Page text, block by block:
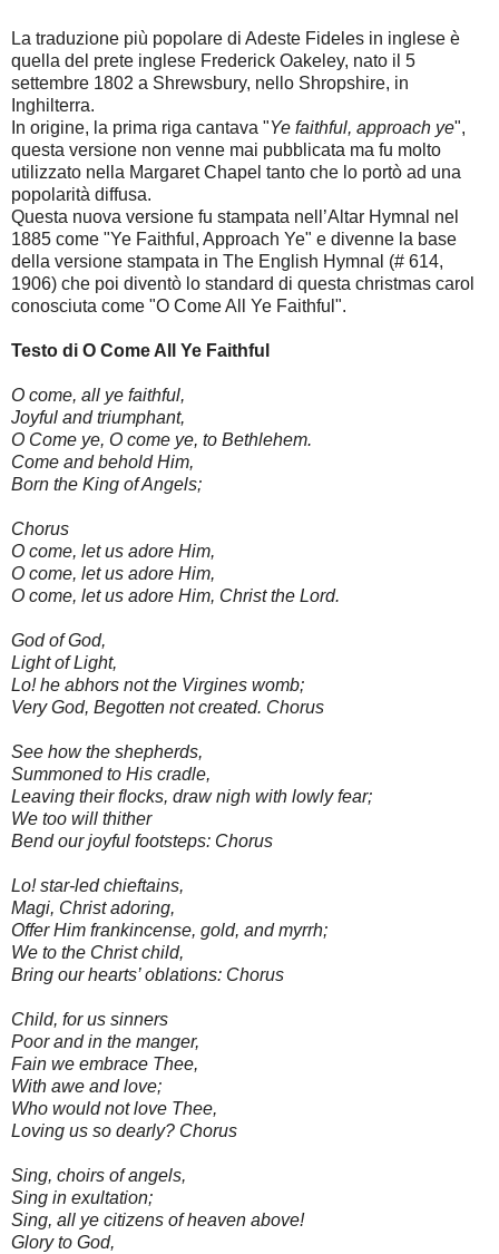
La traduzione più popolare di Adeste Fideles in inglese è
quella del prete inglese Frederick Oakeley, nato il 5
settembre 1802 a Shrewsbury, nello Shropshire, in
Inghilterra.
In origine, la prima riga cantava "Ye faithful, approach ye",
questa versione non venne mai pubblicata ma fu molto
utilizzato nella Margaret Chapel tanto che lo portò ad una
popolarità diffusa.
Questa nuova versione fu stampata nell’Altar Hymnal nel
1885 come "Ye Faithful, Approach Ye" e divenne la base
della versione stampata in The English Hymnal (# 614,
1906) che poi diventò lo standard di questa christmas carol
conosciuta come "O Come All Ye Faithful".
Testo di O Come All Ye Faithful
O come, all ye faithful,
Joyful and triumphant,
O Come ye, O come ye, to Bethlehem.
Come and behold Him,
Born the King of Angels;
Chorus
O come, let us adore Him,
O come, let us adore Him,
O come, let us adore Him, Christ the Lord.
God of God,
Light of Light,
Lo! he abhors not the Virgines womb;
Very God, Begotten not created. Chorus
See how the shepherds,
Summoned to His cradle,
Leaving their flocks, draw nigh with lowly fear;
We too will thither
Bend our joyful footsteps: Chorus
Lo! star-led chieftains,
Magi, Christ adoring,
Offer Him frankincense, gold, and myrrh;
We to the Christ child,
Bring our hearts’ oblations: Chorus
Child, for us sinners
Poor and in the manger,
Fain we embrace Thee,
With awe and love;
Who would not love Thee,
Loving us so dearly? Chorus
Sing, choirs of angels,
Sing in exultation;
Sing, all ye citizens of heaven above!
Glory to God,